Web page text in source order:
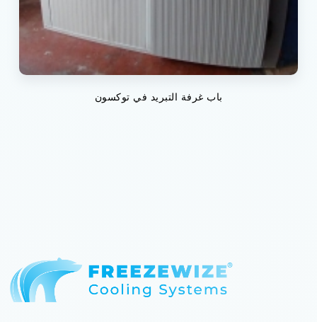
باب غرفة التبريد في توكسون